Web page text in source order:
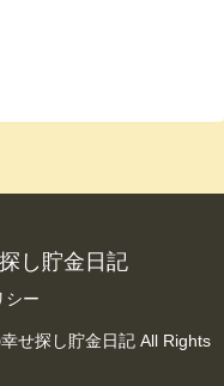
し貯金日記
シー
せ探し貯金日記 All Rights